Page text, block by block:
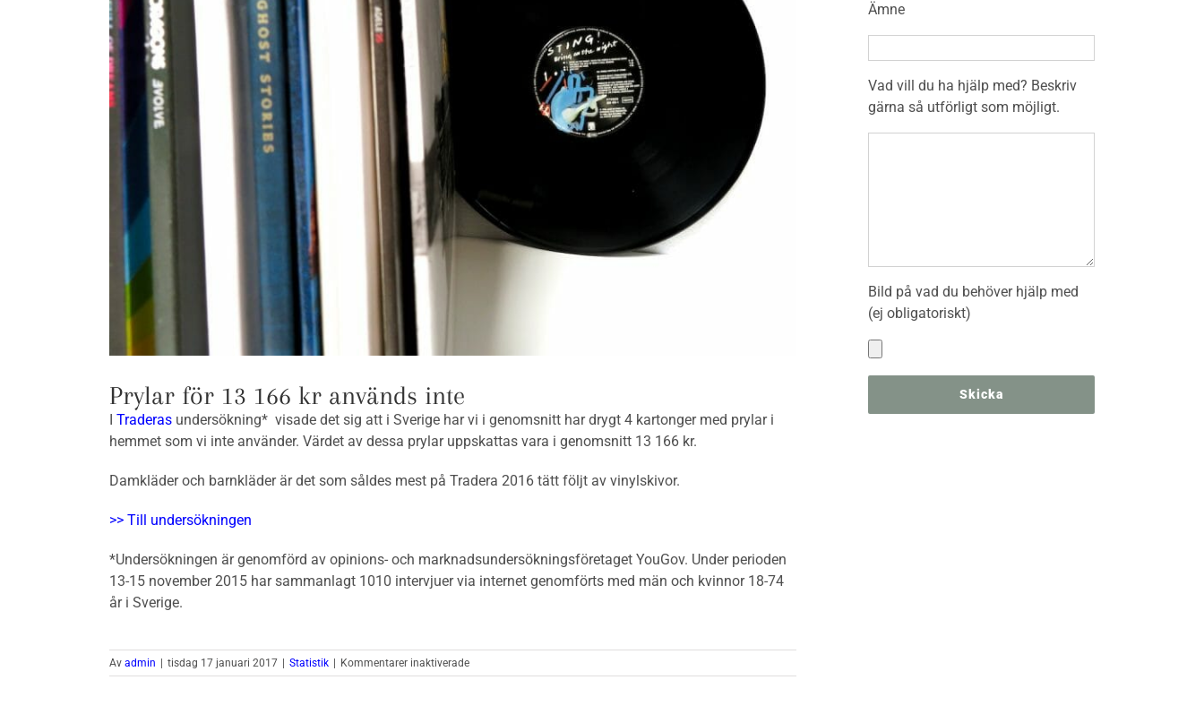
Prylar för 13 166 kr används inte
Traderas undersökning* visade det sig att i Sverige har vi i genomsnitt har drygt 4 kartonger med prylar i
hemmet som vi inte använder. Värdet av dessa prylar uppskattas vara i genomsnitt 13 166 kr.
Damkläder och barnkläder är det som såldes mest på Tradera 2016 tätt följt av vinylskivor.
>> Till undersökningen
*Undersökningen är genomförd av opinions- och marknadsundersökningsföretaget YouGov. Under perioden
13-15 november 2015 har sammanlagt 1010 intervjuer via internet genomförts med män och kvinnor 18-74
år i Sverige.
Av admin tisdag 17 januari 2017 Statistik Kommentarer inaktiveradeför
Prylar
Ämne
Vad vill du ha hjälp med? Beskriv
gärna så utförligt som möjligt.
Bild på vad du behöver hjälp med
(ej obligatoriskt)